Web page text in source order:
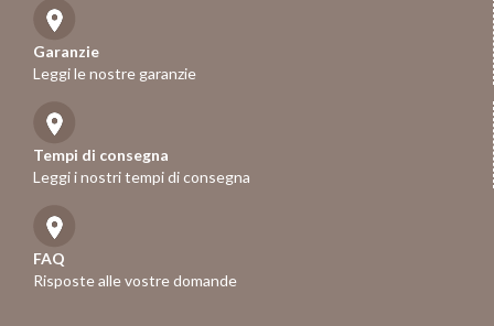
Garanzie
Leggi le nostre garanzie
Tempi di consegna
Leggi i nostri tempi di consegna
FAQ
Risposte alle vostre domande